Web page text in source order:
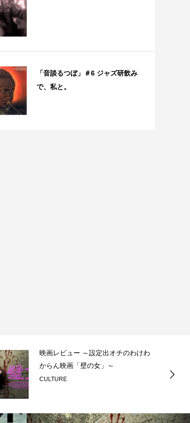
「音談るつぼ」＃6 ジャズ研飲み
で、私と。
映画レビュー ～設定出オチのわけわ
からん映画「壁の女」～
CULTURE